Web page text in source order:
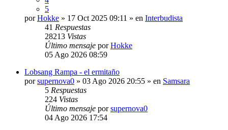
5
porHokke » 17 Oct 2025 09:11 » en Interbudista
41 Respuestas
28213 Vistas
Último mensaje porHokke
05 Ago 2026 08:59
Lobsang Rampa - el ermitaño
porsupernova0 » 03 Ago 2026 20:55 » en Samsara
5 Respuestas
224 Vistas
Último mensaje porsupernova0
04 Ago 2026 17:54